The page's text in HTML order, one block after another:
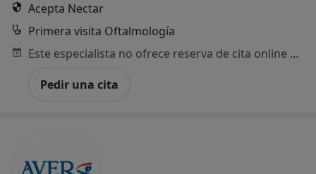
Acepta Nectar
Primera visita Oftalmología
Este especialista no ofrece reserva de cita online en esta dirección.
Pedir una cita